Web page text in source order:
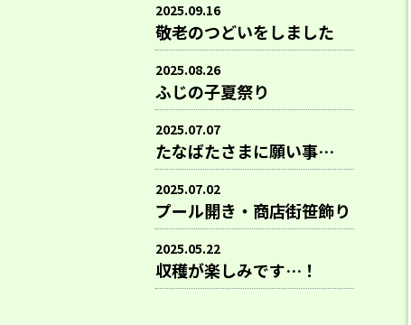
2025.09.16
敬老のつどいをしました
2025.08.26
ふじの子夏祭り
2025.07.07
たなばたさまに願い事…
2025.07.02
プール開き・商店街笹飾り
2025.05.22
収穫が楽しみです…！